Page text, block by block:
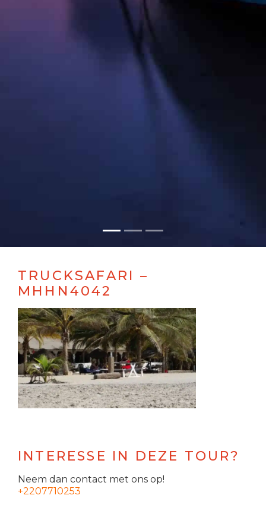
TRUCKSAFARI –
MHHN4042
INTERESSE IN DEZE TOUR?
Neem dan contact met ons op!
+2207710253